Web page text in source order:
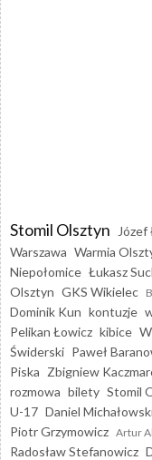
Stomil Olsztyn
Warszawa Warmia
Niepołomice Łukasz
Olsztyn GKS Wikielec
Dominik Kun kontuzje
Pelikan Łowicz kibice
Świderski Paweł
Piska Zbigniew
rozmowa bilety Stomil
U-17 Daniel
Piotr Grzymowicz Artur
Radosław Stefanowicz